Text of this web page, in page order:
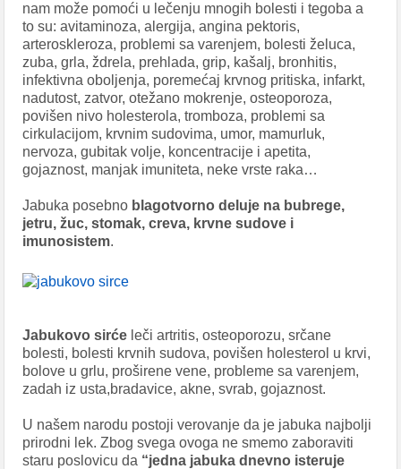
nam može pomoći u lečenju mnogih bolesti i tegoba a
to su: avitaminoza, alergija, angina pektoris,
arteroskleroza, problemi sa varenjem, bolesti želuca,
zuba, grla, ždrela, prehlada, grip, kašalj, bronhitis,
infektivna oboljenja, poremećaj krvnog pritiska, infarkt,
nadutost, zatvor, otežano mokrenje, osteoporoza,
povišen nivo holesterola, tromboza, problemi sa
cirkulacijom, krvnim sudovima, umor, mamurluk,
nervoza, gubitak volje, koncentracije i apetita,
gojaznost, manjak imuniteta, neke vrste raka…
Jabuka posebno blagotvorno deluje na bubrege,
jetru, žuc, stomak, creva, krvne sudove i
imunosistem.
Jabukovo sirće leči artritis, osteoporozu, srčane
bolesti, bolesti krvnih sudova, povišen holesterol u krvi,
bolove u grlu, proširene vene, probleme sa varenjem,
zadah iz usta,bradavice, akne, svrab, gojaznost.
U našem narodu postoji verovanje da je jabuka najbolji
prirodni lek. Zbog svega ovoga ne smemo zaboraviti
staru poslovicu da “jedna jabuka dnevno isteruje